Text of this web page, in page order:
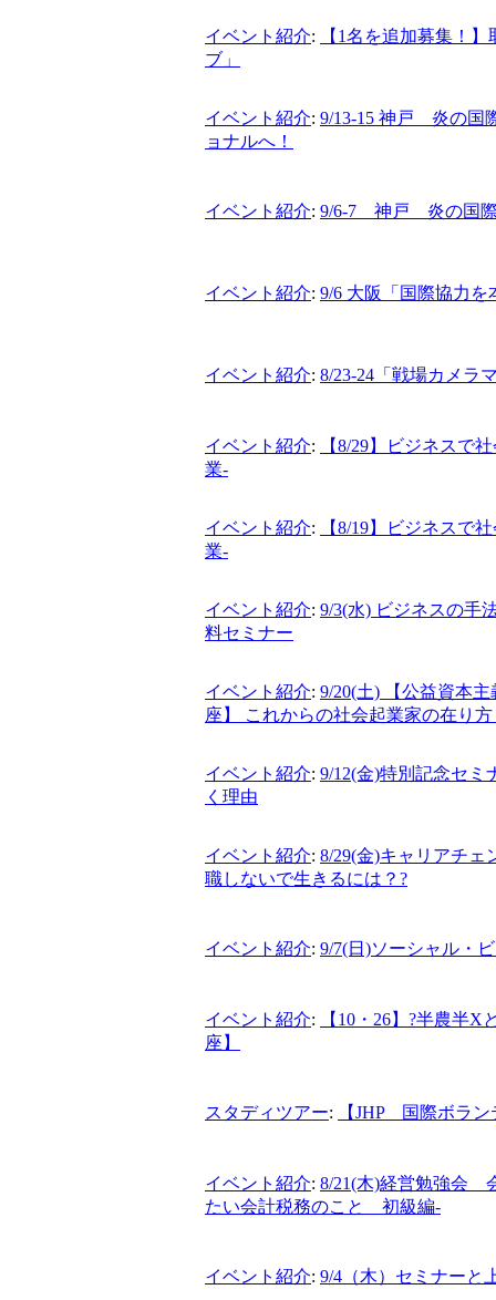
イベント紹介:
【1名を追加募集！
ブ」
イベント紹介: 9/13-15 神戸 炎の国
ョナルへ！
イベント紹介: 9/6-7 神戸 炎の国際
イベント紹介: 9/6 大阪「国際協力
イベント紹介: 8/23-24「戦場カメラ
イベント紹介:
【8/29】ビジネス
業-
イベント紹介:
【8/19】ビジネス
業-
イベント紹介: 9/3(水) ビジネスの手
料セミナー
イベント紹介: 9/20(土) 【公益資本
座】 これからの社会起業家の在り
イベント紹介: 9/12(金)特別記念セミ
く理由
イベント紹介: 8/29(金)キャリアチ
職しないで生きるには？?
イベント紹介: 9/7(日)ソーシャル・
イベント紹介:
【10・26】?半農半
座】
スタディツアー: 【JHP 国際ボラ
イベント紹介: 8/21(木)経営勉強会
たい会計税務のこと 初級編-
イベント紹介: 9/4（木）セミナーと